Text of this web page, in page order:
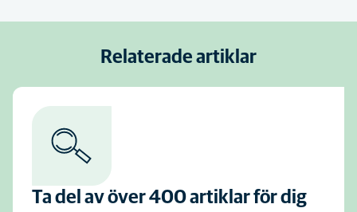
Relaterade artiklar
Ta del av över 400 artiklar för dig